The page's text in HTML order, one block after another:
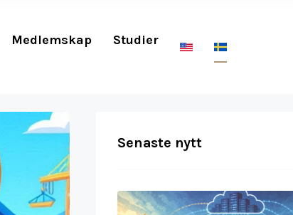
Medlemskap Studier
Senaste nytt